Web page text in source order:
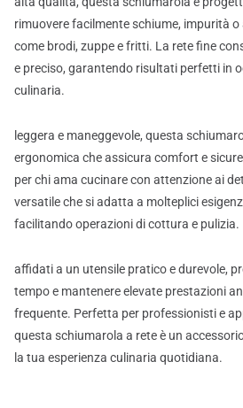
rimuovere facilmente schiume, impurità
come brodi, zuppe e fritti. La rete fine
e preciso, garantendo risultati perfetti in
culinaria.
leggera e maneggevole, questa
ergonomica che assicura comfort e
per chi ama cucinare con attenzione ai
versatile che si adatta a molteplici
facilitando operazioni di cottura e pulizia.
affidati a un utensile pratico e durevole,
tempo e mantenere elevate prestazioni
frequente. Perfetta per professionisti e
questa schiumarola a rete è un
la tua esperienza culinaria quotidiana.